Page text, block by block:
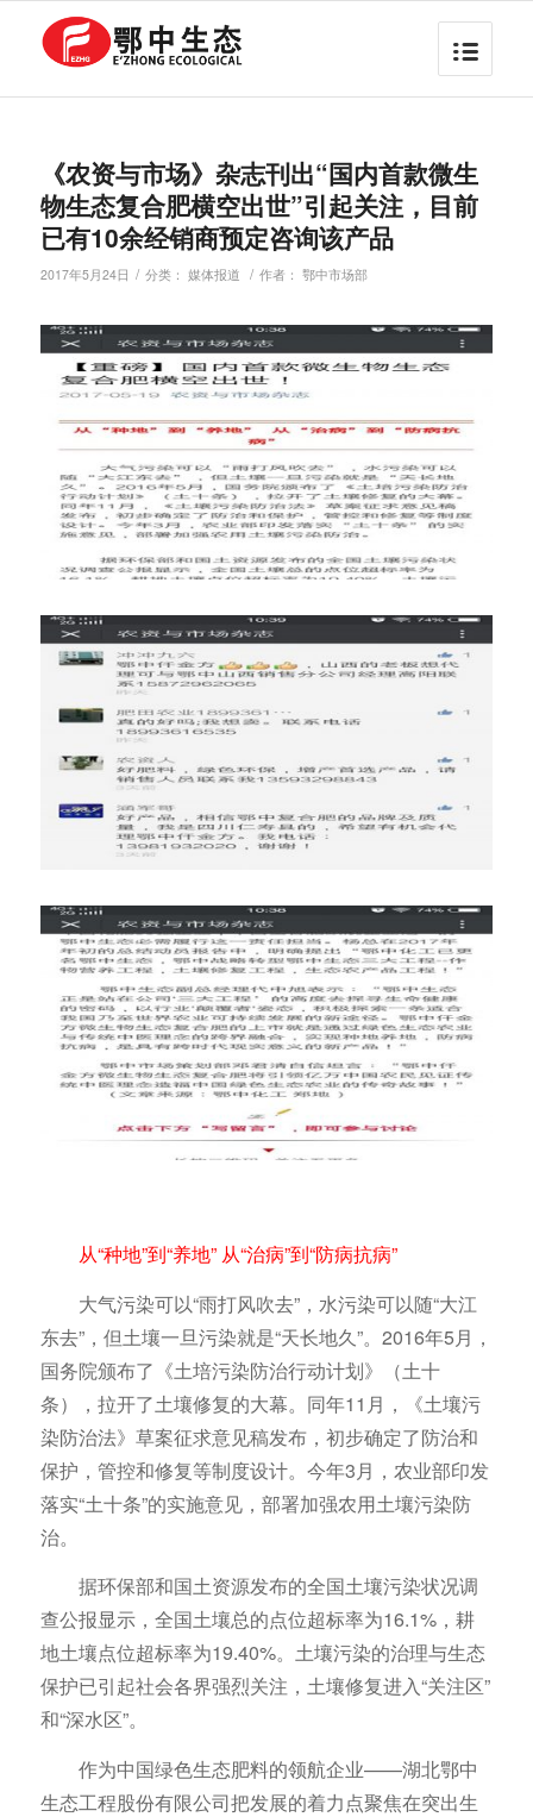
《农资与市场》杂志刊出“国内首款微生
物生态复合肥横空出世”引起关注，目前
已有10余经销商预定咨询该产品
2017年5月24日 / 分类： 媒体报道 / 作者： 鄂中市场部
从“种地”到“养地” 从“治病”到“防病抗病”
大气污染可以“雨打风吹去”，水污染可以随“大江
东去”，但土壤一旦污染就是“天长地久”。2016年5月，
国务院颁布了《土培污染防治行动计划》（土十
条），拉开了土壤修复的大幕。同年11月，《土壤污
染防治法》草案征求意见稿发布，初步确定了防治和
保护，管控和修复等制度设计。今年3月，农业部印发
落实“土十条”的实施意见，部署加强农用土壤污染防
治。
据环保部和国土资源发布的全国土壤污染状况调
查公报显示，全国土壤总的点位超标率为16.1%，耕
地土壤点位超标率为19.40%。土壤污染的治理与生态
保护已引起社会各界强烈关注，土壤修复进入“关注区”
和“深水区”。
作为中国绿色生态肥料的领航企业——湖北鄂中
生态工程股份有限公司把发展的着力点聚焦在突出生